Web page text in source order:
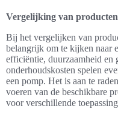
Vergelijking van producten
Bij het vergelijken van
belangrijk om te kijken naar
efficiëntie, duurzaamheid
onderhoudskosten spelen
een pomp. Het is aan te
voeren van de beschikbare
voor verschillende